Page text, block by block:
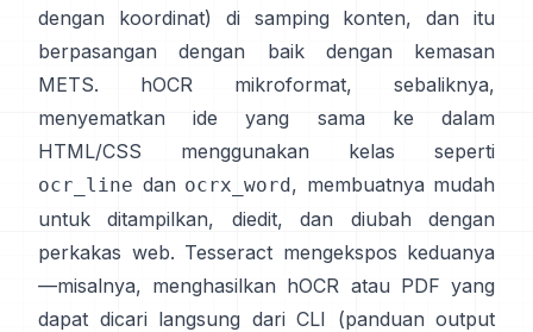
dengan koordinat) di samping konten, dan itu
berpasangan dengan baik dengan kemasan
METS.
hOCR
mikroformat, sebaliknya,
menyematkan ide yang sama ke dalam
HTML/CSS menggunakan kelas seperti
ocr_line dan ocrx_word, membuatnya mudah
untuk ditampilkan, diedit, dan diubah dengan
perkakas web. Tesseract mengekspos keduanya
—misalnya, menghasilkan hOCR atau PDF yang
dapat dicari langsung dari CLI (panduan output